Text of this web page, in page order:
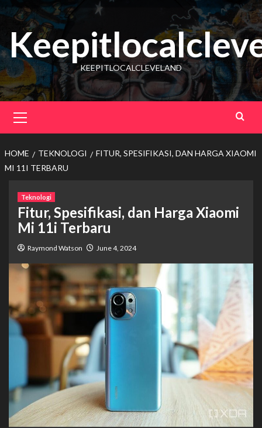
Skip
content
KEEPITLOCALCLEVELAND
Menu
HOME TEKNOLOGI
FITUR, SPESIFIKASI, DAN HARGA XIAOMI
MI 11I TERBARU
Teknologi
Fitur, Spesifikasi, dan Harga Xiaomi
Mi 11i Terbaru
Raymond Watson June 4, 2024